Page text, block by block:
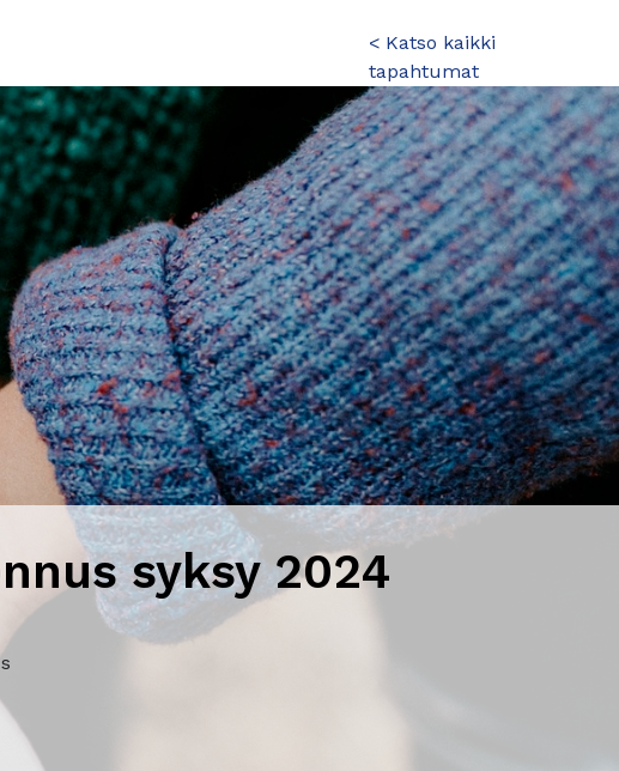
< Katso kaikki
tapahtumat
syksy 2024